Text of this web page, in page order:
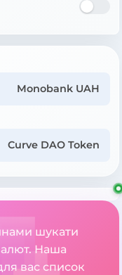
Monobank UAH
Curve DAO Token
шукати
Наша
вас список